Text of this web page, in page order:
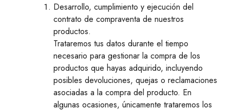
Desarrollo, cumplimiento y ejecución del
contrato de compraventa de nuestros
productos.
Trataremos tus datos durante el tiempo
necesario para gestionar la compra de los
productos que hayas adquirido, incluyendo
posibles devoluciones, quejas o reclamaciones
asociadas a la compra del producto. En
algunas ocasiones, únicamente trataremos los